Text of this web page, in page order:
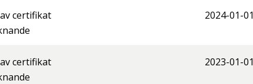
certifikat
2024-01-01
certifikat
2023-01-01